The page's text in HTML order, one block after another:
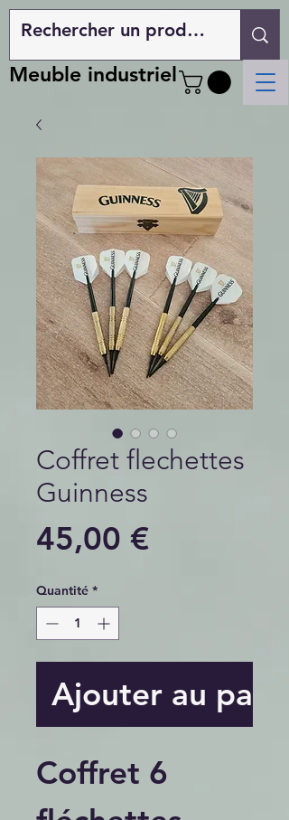
Meuble industriel
Coffret flechettes
Guinness
45,00 €Prix
Quantité *
Ajouter au
Coffret 6